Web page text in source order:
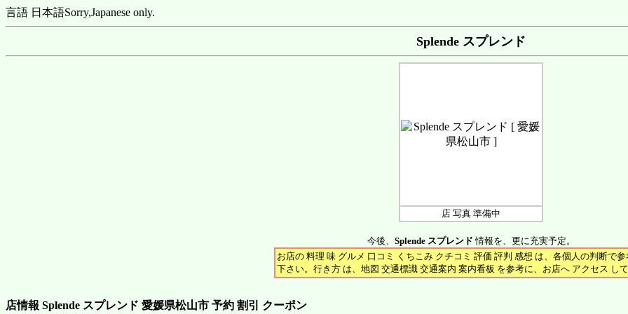
言語 日本語Sorry,Japanese only.
Splende スプレンド
店 写真 準備中
今後、 Splende スプレンド 情報を、更に充実予定。
お店の 料理 味 グルメ 口コミ くちこみ クチコミ 評価 評判 感想 は、各個人の判断で
下さい。行き方 は、地図 交通標識 交通案内 案内看板 を参考に、お店へ アクセス して
店情報 Splende スプレンド 愛媛県松山市 予約 割引 クーポン